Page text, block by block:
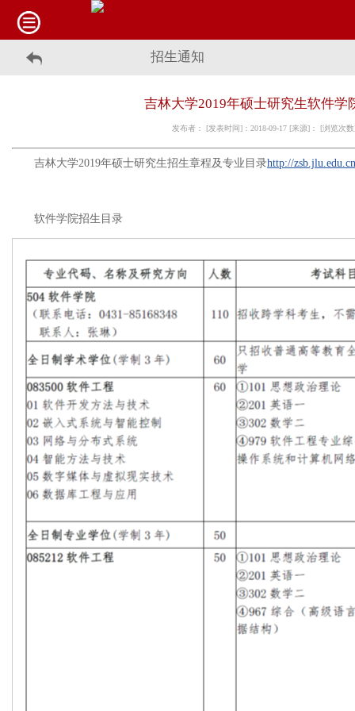
招生通知
吉林大学2019年硕士研究生软件学
发布者： [发表时间]：2018-09-17 [来源]： [浏览次
吉林大学2019年硕士研究生招生章程及专业目录http://
软件学院招生目录